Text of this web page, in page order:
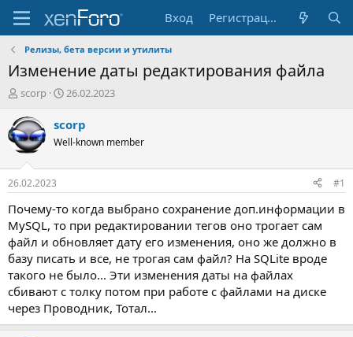
Вход Регистрация
Релизы, бета версии и утилиты
Изменение даты редактирования файла
А
т
о
р
т
е
м
ы
scorp
Д
т
а
н
а
л
26.02.2023
scorp
Well-known member
26.02.2023 #1
Почему-то когда выбрано сохранение доп.информации в
MySQL, то при редактировании тегов оно трогает сам
файл и обновляет дату его изменения, оно же должно в
базу писать и все, не трогая сам файл? На SQLite вроде
такого не было... Эти изменения даты на файлах
сбивают с толку потом при работе с файлами на диске
через Проводник, Тотал...